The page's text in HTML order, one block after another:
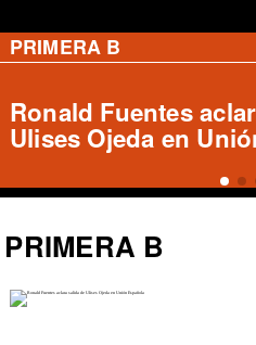
PRIMERA B
Accidente fatal entre
de Deportes Temuco
PRIMERA B